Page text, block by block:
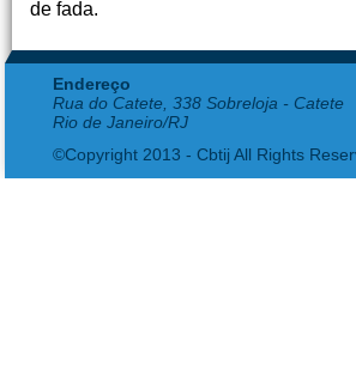
de fada.
Endereço
Rua do Catete, 338 Sobreloja - Catete
Rio de Janeiro/RJ
©Copyright 2013 - Cbtij All Rights